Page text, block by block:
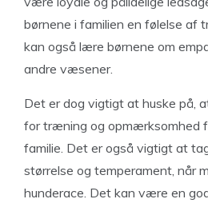
børnene i familien en følelse af
kan også lære børnene om
andre væsener.
Det er dog vigtigt at huske på,
for træning og opmærksomhed
familie. Det er også vigtigt at
størrelse og temperament, når
hunderace. Det kan være en